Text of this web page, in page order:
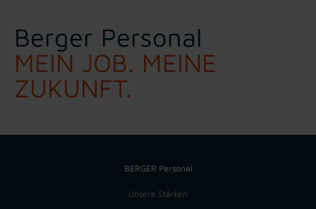
Berger Personal
MEIN JOB. MEINE
ZUKUNFT.
BERGER Personal
Unsere Stärken